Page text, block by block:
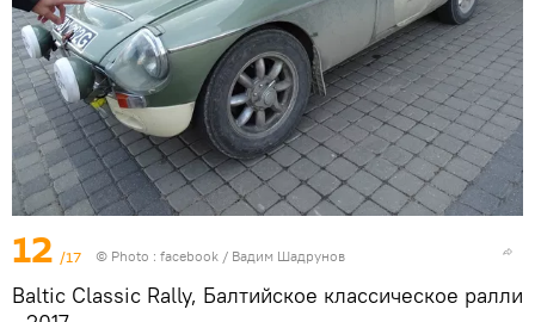
12 /17 © Photo : facebook / Вадим Шадрунов
Baltic Classic Rally, Балтийское классическое ралли